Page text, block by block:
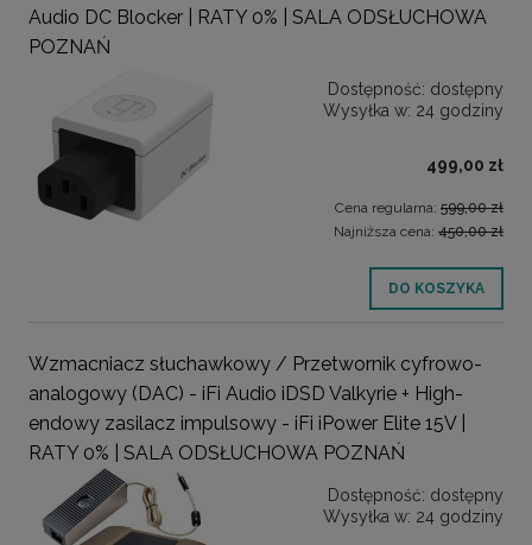
Audio DC Blocker | RATY 0% | SALA ODSŁUCHOWA
POZNAŃ
Dostępność: dostępny
Wysyłka w: 24 godziny
499,00 zł
Cena regularna: 599,00 zł
Najniższa cena: 450,00 zł
DO KOSZYKA
Wzmacniacz słuchawkowy / Przetwornik cyfrowo-
analogowy (DAC) - iFi Audio iDSD Valkyrie + High-
endowy zasilacz impulsowy - iFi iPower Elite 15V |
RATY 0% | SALA ODSŁUCHOWA POZNAŃ
Dostępność: dostępny
Wysyłka w: 24 godziny